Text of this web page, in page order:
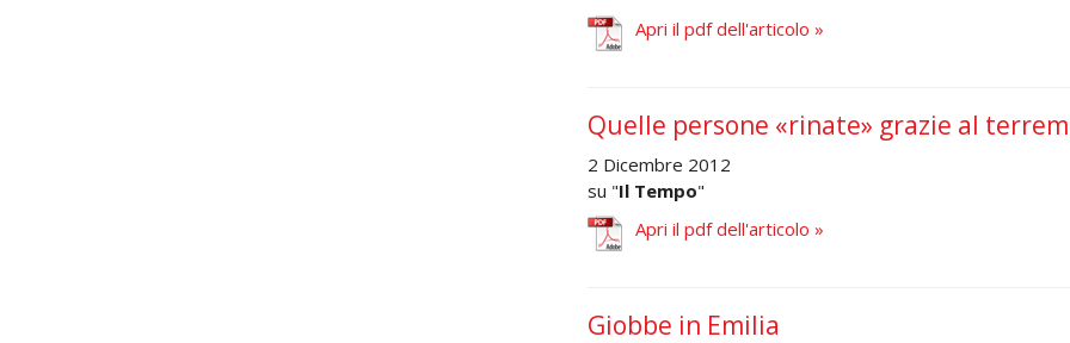
Apri il pdf dell'articolo »
Quelle persone «rinate» grazie al
2 Dicembre 2012
su "Il Tempo"
Apri il pdf dell'articolo »
Giobbe in Emilia